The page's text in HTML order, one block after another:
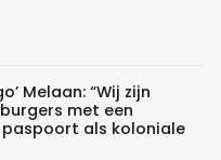
Melaan: “Wij zijn
met een
paspoort als koloniale